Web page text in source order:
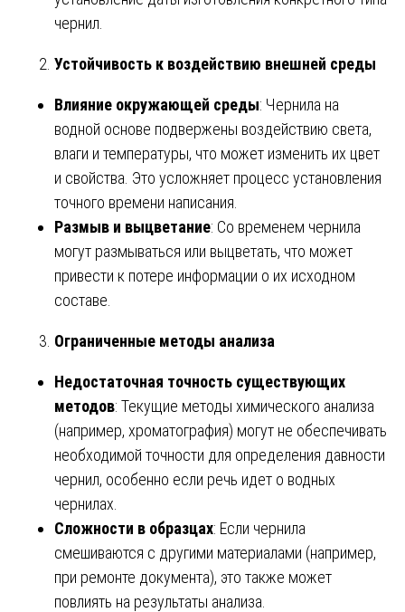
чернил.
Устойчивость к воздействию внешней среды
Влияние окружающей среды: Чернила на
водной основе подвержены воздействию света,
влаги и температуры, что может изменить их цвет
и свойства. Это усложняет процесс установления
точного времени написания.
Размыв и выцветание: Со временем чернила
могут размываться или выцветать, что может
привести к потере информации о их исходном
составе.
Ограниченные методы анализа
Недостаточная точность существующих
методов: Текущие методы химического анализа
(например, хроматография) могут не обеспечивать
необходимой точности для определения давности
чернил, особенно если речь идет о водных
чернилах.
Сложности в образцах: Если чернила
смешиваются с другими материалами (например,
при ремонте документа), это также может
повлиять на результаты анализа.